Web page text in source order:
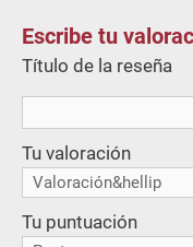
Escribe tu
Título de la reseña
Tu valoración
Tu puntuación